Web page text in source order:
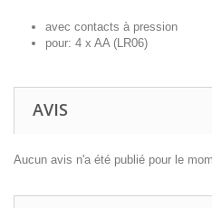
avec contacts à pression
pour: 4 x AA (LR06)
AVIS
Aucun avis n'a été publié pour le